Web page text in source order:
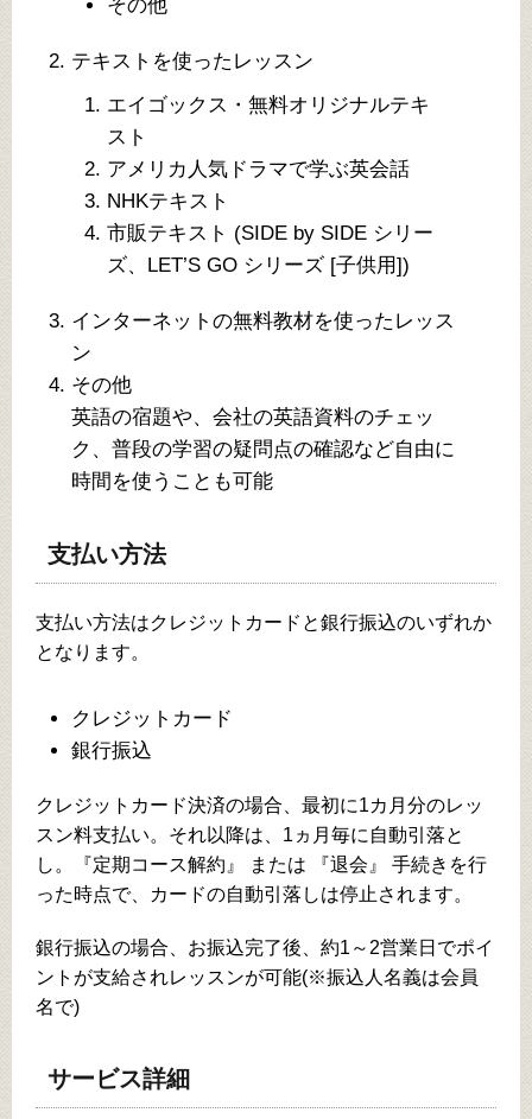
その他
テキストを使ったレッスン
エイゴックス・無料オリジナルテキ
スト
アメリカ人気ドラマで学ぶ英会話
NHKテキスト
市販テキスト (SIDE by SIDE シリー
ズ、LET’S GO シリーズ [子供用])
インターネットの無料教材を使ったレッス
ン
その他
英語の宿題や、会社の英語資料のチェッ
ク、普段の学習の疑問点の確認など自由に
時間を使うことも可能
支払い方法
支払い方法はクレジットカードと銀行振込のいずれか
となります。
クレジットカード
銀行振込
クレジットカード決済の場合、最初に1カ月分のレッ
スン料支払い。それ以降は、1ヵ月毎に自動引落と
し。『定期コース解約』 または 『退会』 手続きを行
った時点で、カードの自動引落しは停止されます。
銀行振込の場合、お振込完了後、約1～2営業日でポイ
ントが支給されレッスンが可能(※振込人名義は会員
名で)
サービス詳細